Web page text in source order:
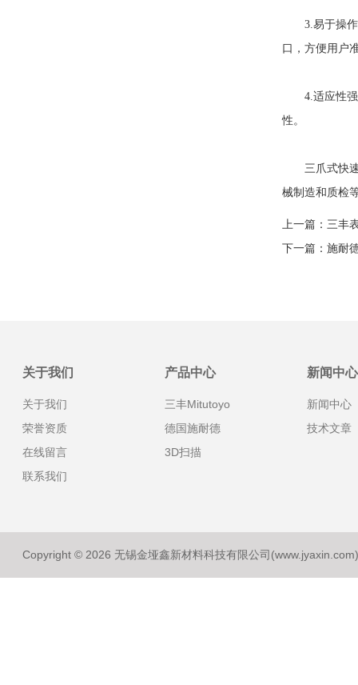
3.易于操作：
口，方便用户
4.适应性强：
性。
三爪式快速
械制造和质检
上一篇： 三丰
下一篇： 施耐
关于我们
关于我们
荣誉资质
在线留言
联系我们
产品中心
三丰Mitutoyo
德国施耐德
3D扫描
新闻中心
新闻中心
技术文章
Copyright © 2026 无锡金垭鑫新材料科技有限公司